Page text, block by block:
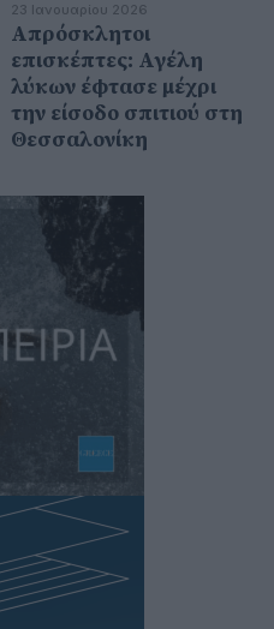
23 Ιανουαρίου 2026
Απρόσκλητοι
επισκέπτες: Αγέλη
λύκων έφτασε μέχρι
την είσοδο σπιτιού στη
Θεσσαλονίκη